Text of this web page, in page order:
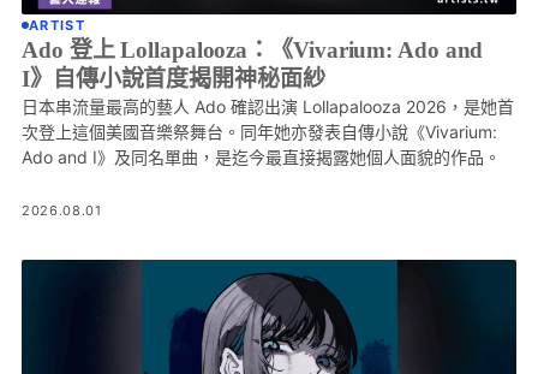
ARTIST
Ado 登上 Lollapalooza：《Vivarium: Ado and
I》自傳小說首度揭開神秘面紗
日本串流量最高的藝人 Ado 確認出演 Lollapalooza 2026，是她首
次登上這個美國音樂祭舞台。同年她亦發表自傳小說《Vivarium:
Ado and I》及同名單曲，是迄今最直接揭露她個人面貌的作品。
2026.08.01